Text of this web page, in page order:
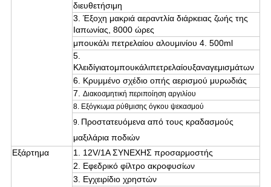
διευθετήσιμη
3. Έξοχη μακριά αεραντλία διάρκειας ζωής της
Ιαπωνίας, 8000 ώρες
μπουκάλι πετρελαίου αλουμινίου 4. 500ml
5.
Κλειδίγιατομπουκάλιπετρελαίουξαναγεμισμάτων
6. Κρυμμένο σχέδιο οπής αερισμού μυρωδιάς
7. Διακοσμητική περιποίηση αργιλίου
8. Εξόγκωμα ρύθμισης όγκου ψεκασμού
9. Προστατευόμενα από τους κραδασμούς
μαξιλάρια ποδιών
Εξάρτημα
1. 12V/1AΣΥΝΕΧΗΣ προσαρμοστής
2. Εφεδρικό φίλτρο ακροφυσίων
3. Εγχειρίδιο χρηστών